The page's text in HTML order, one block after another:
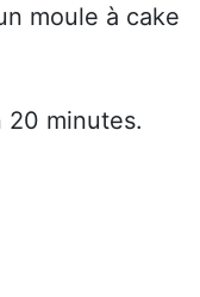
moule à cake
20 minutes.